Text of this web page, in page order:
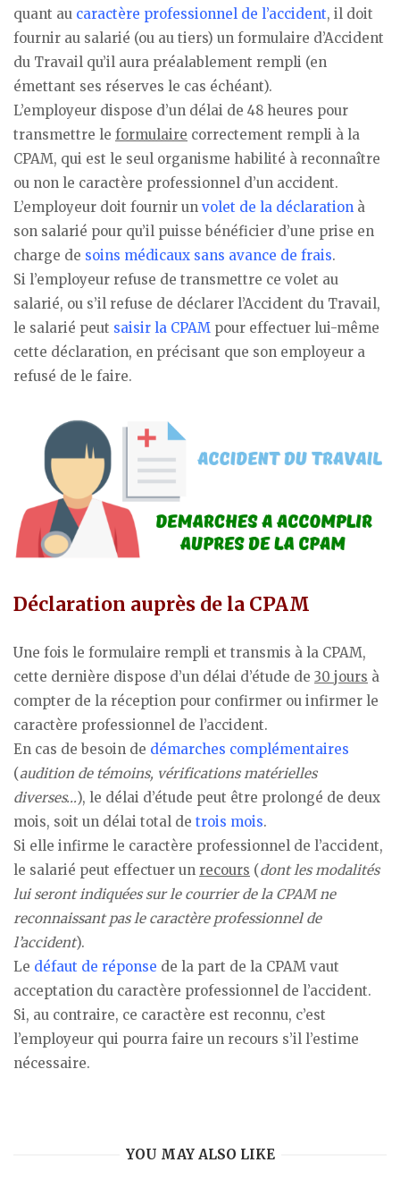
quant au caractère professionnel de l’accident, il doit
fournir au salarié (ou au tiers) un formulaire d’Accident
du Travail qu’il aura préalablement rempli (en
émettant ses réserves le cas échéant).
L’employeur dispose d’un délai de 48 heures pour
transmettre le formulaire correctement rempli à la
CPAM, qui est le seul organisme habilité à reconnaître
ou non le caractère professionnel d’un accident.
L’employeur doit fournir un volet de la déclaration à
son salarié pour qu’il puisse bénéficier d’une prise en
charge de soins médicaux sans avance de frais.
Si l’employeur refuse de transmettre ce volet au
salarié, ou s’il refuse de déclarer l’Accident du Travail,
le salarié peut saisir la CPAM pour effectuer lui-même
cette déclaration, en précisant que son employeur a
refusé de le faire.
Déclaration auprès de la CPAM
Une fois le formulaire rempli et transmis à la CPAM,
cette dernière dispose d’un délai d’étude de 30 jours à
compter de la réception pour confirmer ou infirmer le
caractère professionnel de l’accident.
En cas de besoin de démarches complémentaires
(audition de témoins, vérifications matérielles
diverses…), le délai d’étude peut être prolongé de deux
mois, soit un délai total de trois mois.
Si elle infirme le caractère professionnel de l’accident,
le salarié peut effectuer un recours (dont les modalités
lui seront indiquées sur le courrier de la CPAM ne
reconnaissant pas le caractère professionnel de
l’accident).
Le défaut de réponse de la part de la CPAM vaut
acceptation du caractère professionnel de l’accident.
Si, au contraire, ce caractère est reconnu, c’est
l’employeur qui pourra faire un recours s’il l’estime
nécessaire.
YOU MAY ALSO LIKE